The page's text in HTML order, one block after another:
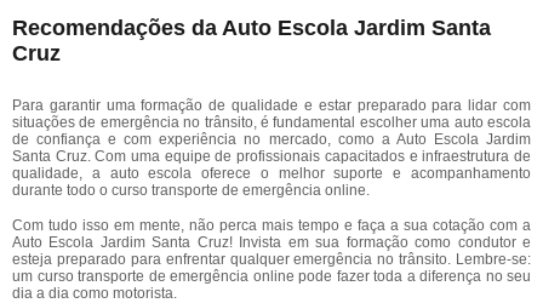
Recomendações da Auto Escola Jardim Santa
Cruz
Para garantir uma formação de qualidade e estar preparado para lidar com
situações de emergência no trânsito, é fundamental escolher uma auto escola
de confiança e com experiência no mercado, como a Auto Escola Jardim
Santa Cruz. Com uma equipe de profissionais capacitados e infraestrutura de
qualidade, a auto escola oferece o melhor suporte e acompanhamento
durante todo o curso transporte de emergência online.
Com tudo isso em mente, não perca mais tempo e faça a sua cotação com a
Auto Escola Jardim Santa Cruz! Invista em sua formação como condutor e
esteja preparado para enfrentar qualquer emergência no trânsito. Lembre-se:
um curso transporte de emergência online pode fazer toda a diferença no seu
dia a dia como motorista.